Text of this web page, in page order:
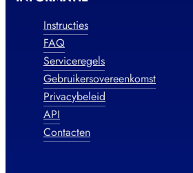
Instructies
FAQ
Serviceregels
Gebruikersovereenkomst
Privacybeleid
API
Contacten